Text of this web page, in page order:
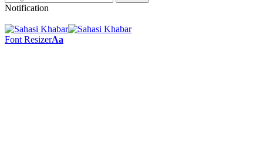
Notification
Font ResizerAa